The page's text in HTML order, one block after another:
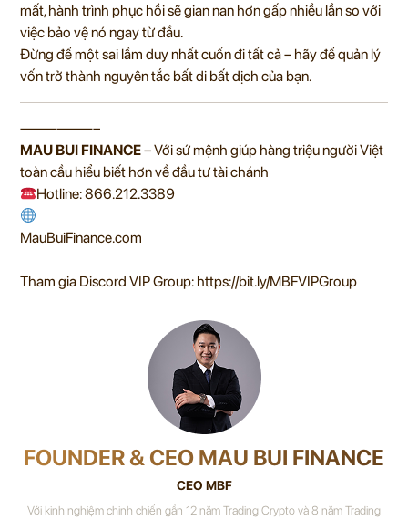
mất, hành trình phục hồi sẽ gian nan hơn gấp nhiều lần so với
việc bảo vệ nó ngay từ đầu.
Đừng để một sai lầm duy nhất cuốn đi tất cả – hãy để quản lý
vốn trở thành nguyên tắc bất di bất dịch của bạn.
——————–
MAU BUI FINANCE– Với sứ mệnh giúp hàng triệu người Việt
toàn cầu hiểu biết hơn về đầu tư tài chánh
Hotline: 866.212.3389
MauBuiFinance.com
Tham gia Discord VIP Group: https://bit.ly/MBFVIPGroup
FOUNDER & CEO MAU BUI FINANCE
CEO MBF
Với kinh nghiệm chinh chiến gần 12 năm Trading Crypto và 8 năm Trading